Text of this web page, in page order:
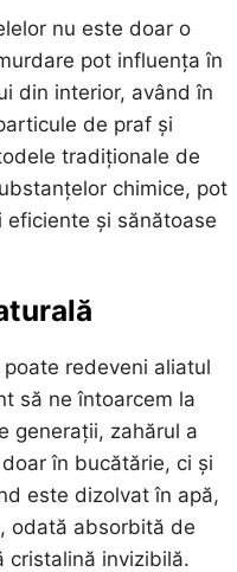
nu este doar o
pot influența în
din interior, având în
de praf și
tradiționale de
chimice, pot
și sănătoase
redeveni aliatul
să ne întoarcem la
generații, zahărul a
în bucătărie, ci și
este dizolvat în apă,
odată absorbită de
cristalină invizibilă.